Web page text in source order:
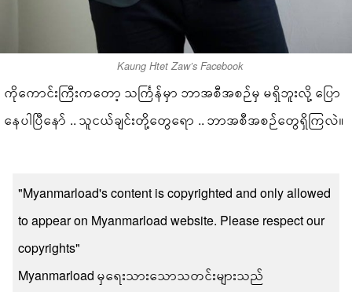
Kaung Htet Zaw’s Facebook
ကိုကောင်းကြီးကတော့ သင်္ကြန်မှာ ဘာအစီအစဉ်မှ မရှိဘူးလို့ ပြော
နေပါပြီနော် .. သူငယ်ချင်းတို့တွေရော .. ဘာအစီအစဉ်တွေရှိကြလဲ။
"Myanmarload's content is copyrighted and only allowed
to appear on Myanmarload website. Please respect our
copyrights"
Myanmarload မှရေးသားသောသတင်းများသည်